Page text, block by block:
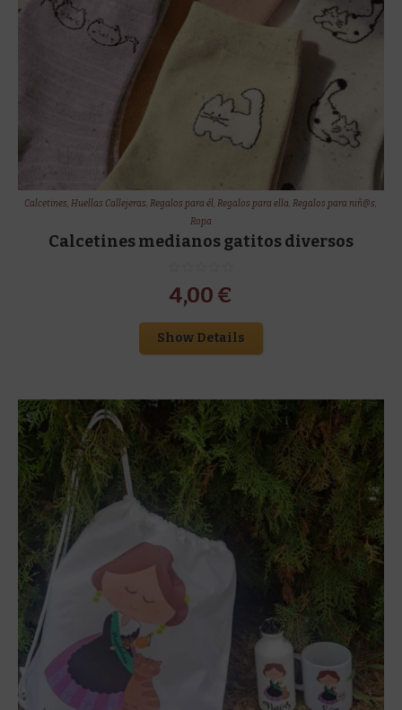
Calcetines,Huellas Callejeras,Regalos para él,Regalos para ella,Regalos para niñ@s,
Ropa
Calcetines medianos gatitos diversos
4,00 €
Show Details